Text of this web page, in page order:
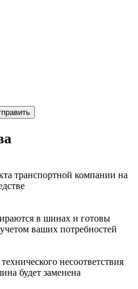
транспортной компании на
в шинах и готовы
ваших потребностей
несоответствия
будет заменена